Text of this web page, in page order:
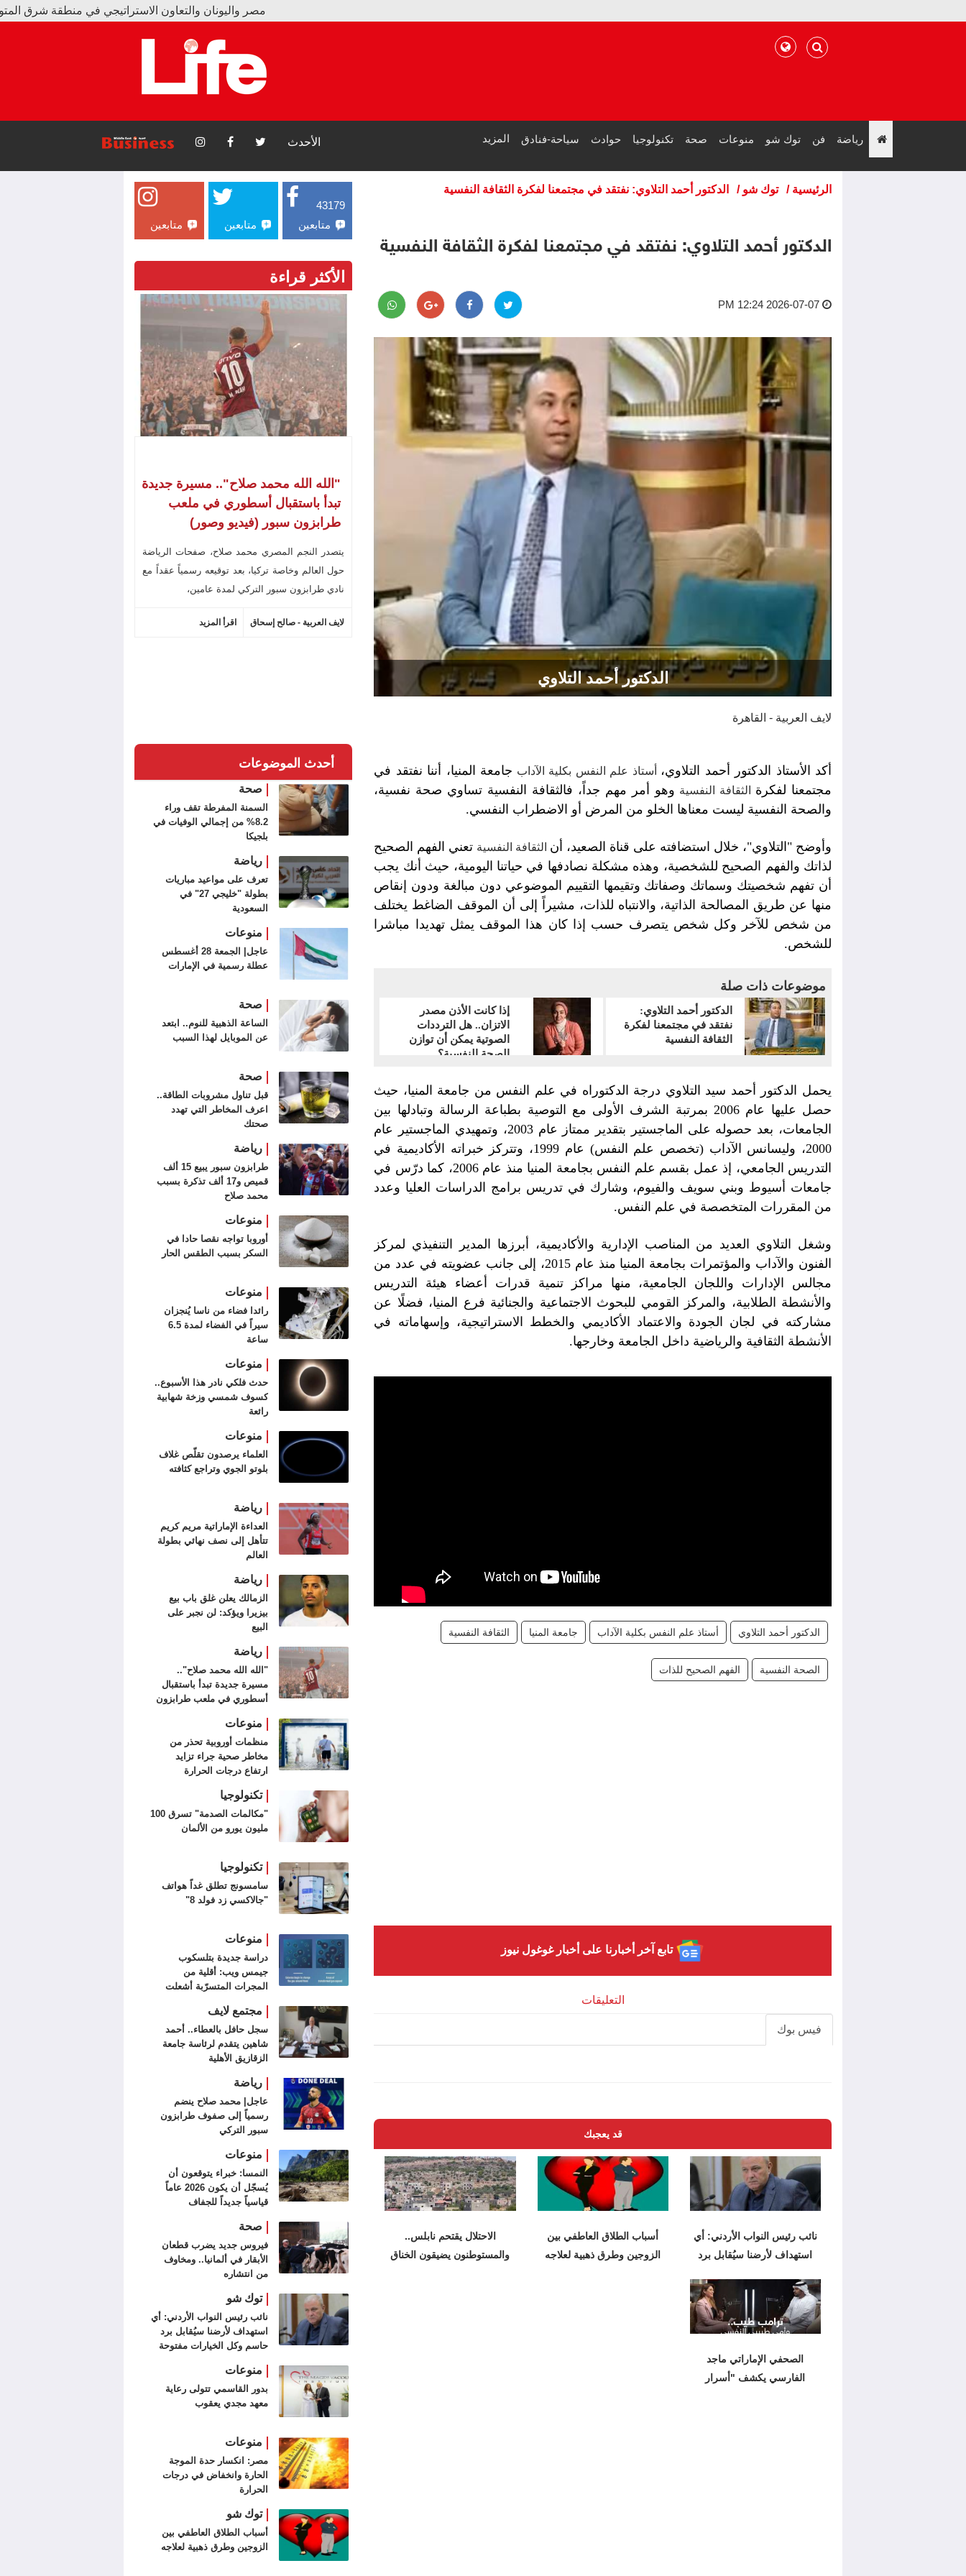
مصر واليونان والتعاون الاستراتيجي في منطقة شرق المتوسط
رياضة فن توك شو منوعات صحة تكنولوجيا حوادث سياحة-فنادق المزيد الأحدث
الرئيسية / توك شو / الدكتور أحمد التلاوي: نفتقد في مجتمعنا لفكرة الثقافة النفسية
الدكتور أحمد التلاوي: نفتقد في مجتمعنا لفكرة الثقافة النفسية
2026-07-07 12:24 PM
الدكتور أحمد التلاوي
لايف العربية - القاهرة
أكد الأستاذ الدكتور أحمد التلاوي، أستاذ علم النفس بكلية الآداب جامعة المنيا، أننا نفتقد في
مجتمعنا لفكرة الثقافة النفسية وهو أمر مهم جداً، فالثقافة النفسية تساوي صحة نفسية،
والصحة النفسية ليست معناها الخلو من المرض أو الاضطراب النفسي.
وأوضح "التلاوي"، خلال استضافته على قناة الصعيد، أن الثقافة النفسية تعني الفهم الصحيح
لذاتك والفهم الصحيح للشخصية، وهذه مشكلة نصادفها في حياتنا اليومية، حيث أنك يجب
أن تفهم شخصيتك وسماتك وصفاتك وتقيمها التقييم الموضوعي دون مبالغة ودون إنقاص
منها عن طريق المصالحة الذاتية، والانتباه للذات، مشيراً إلى أن الموقف الضاغط يختلف
من شخص للآخر وكل شخص يتصرف حسب إذا كان هذا الموقف يمثل تهديدا مباشرا
للشخص.
موضوعات ذات صلة
الدكتور أحمد التلاوي:
نفتقد في مجتمعنا لفكرة
الثقافة النفسية
إذا كانت الأذن مصدر
الاتزان.. هل الترددات
الصوتية يمكن أن توازن
الصحة النفسية؟
يحمل الدكتور أحمد سيد التلاوي درجة الدكتوراه في علم النفس من جامعة المنيا، حيث
حصل عليها عام 2006 بمرتبة الشرف الأولى مع التوصية بطباعة الرسالة وتبادلها بين
الجامعات، بعد حصوله على الماجستير بتقدير ممتاز عام 2003، وتمهيدي الماجستير عام
2000، وليسانس الآداب (تخصص علم النفس) عام 1999، وتتركز خبراته الأكاديمية في
التدريس الجامعي، إذ عمل بقسم علم النفس بجامعة المنيا منذ عام 2006، كما درّس في
جامعات أسيوط وبني سويف والفيوم، وشارك في تدريس برامج الدراسات العليا وعدد
من المقررات المتخصصة في علم النفس.
وشغل التلاوي العديد من المناصب الإدارية والأكاديمية، أبرزها المدير التنفيذي لمركز
الفنون والآداب والمؤتمرات بجامعة المنيا منذ عام 2015، إلى جانب عضويته في عدد من
مجالس الإدارات واللجان الجامعية، منها مراكز تنمية قدرات أعضاء هيئة التدريس
والأنشطة الطلابية، والمركز القومي للبحوث الاجتماعية والجنائية فرع المنيا، فضلًا عن
مشاركته في لجان الجودة والاعتماد الأكاديمي والخطط الاستراتيجية، وإسهاماته في
الأنشطة الثقافية والرياضية داخل الجامعة وخارجها.
الدكتور أحمد التلاوي أستاذ علم النفس بكلية الآداب جامعة المنيا الثقافة النفسية
الصحة النفسية الفهم الصحيح للذات
تابع آخر أخبارنا على أخبار غوغول نيوز
التعليقات
فيس بوك
قد يعجبك
نائب رئيس النواب الأردني: أي
استهداف لأرضنا سيُقابل برد
أسباب الطلاق العاطفي بين
الزوجين وطرق ذهبية لعلاجه
الاحتلال يقتحم نابلس..
والمستوطنون يضيقون الخناق
الصحفي الإماراتي ماجد
الفارسي يكشف "أسرار
43179
متابعين
متابعين متابعين
الأكثر قراءة
"الله الله محمد صلاح".. مسيرة جديدة
تبدأ باستقبال أسطوري في ملعب
طرابزون سبور (فيديو وصور)
يتصدر النجم المصري محمد صلاح، صفحات الرياضة
حول العالم وخاصة تركيا، بعد توقيعه رسمياً عقداً مع
نادي طرابزون سبور التركي لمدة عامين،
لايف العربية - صالح إسحاق اقرأ المزيد
أحدث الموضوعات
صحة
السمنة المفرطة تقف وراء
8.2% من إجمالي الوفيات في
بلجيكا
رياضة
تعرف على مواعيد مباريات
بطولة "خليجي 27" في
السعودية
منوعات
عاجل| الجمعة 28 أغسطس
عطلة رسمية في الإمارات
صحة
الساعة الذهبية للنوم.. ابتعد
عن الموبايل لهذا السبب
صحة
قبل تناول مشروبات الطاقة..
اعرف المخاطر التي تهدد
صحتك
رياضة
طرابزون سبور يبيع 15 ألف
قميص و17 ألف تذكرة بسبب
محمد صلاح
منوعات
أوروبا تواجه نقصا حادا في
السكر بسبب الطقس الحار
منوعات
رائدا فضاء من ناسا يُنجزان
سيراً في الفضاء لمدة 6.5
ساعة
منوعات
حدث فلكي نادر هذا الأسبوع..
كسوف شمسي وزخة شهابية
رائعة
منوعات
العلماء يرصدون تقلّص غلاف
بلوتو الجوي وتراجع كثافته
رياضة
العداءة الإماراتية مريم كريم
تتأهل إلى نصف نهائي بطولة
العالم
رياضة
الزمالك يعلن غلق باب بيع
بيزيرا ويؤكد: لن نجبر على
البيع
رياضة
"الله الله محمد صلاح"..
مسيرة جديدة تبدأ باستقبال
أسطوري في ملعب طرابزون
منوعات
منظمات أوروبية تحذر من
مخاطر صحية جراء تزايد
ارتفاع درجات الحرارة
تكنولوجيا
"مكالمات الصدمة" تسرق 100
مليون يورو من الألمان
تكنولوجيا
سامسونج تطلق غداً هواتف
"جالاكسي زد فولد 8"
منوعات
دراسة جديدة بتلسكوب
جيمس ويب: أقلية من
المجرات المتسرّبة أشعلت
مجتمع لايف
سجل حافل بالعطاء.. أحمد
شاهين يتقدم لرئاسة جامعة
الزقازيق الأهلية
رياضة
عاجل| محمد صلاح ينضم
رسمياً إلى صفوف طرابزون
سبور التركي
منوعات
النمسا: خبراء يتوقعون أن
يُسجّل أن يكون 2026 عاماً
قياسياً جديداً للجفاف
صحة
فيروس جديد يضرب قطعان
الأبقار في ألمانيا.. ومخاوف
من انتشاره
توك شو
نائب رئيس النواب الأردني: أي
استهداف لأرضنا سيُقابل برد
حاسم وكل الخيارات مفتوحة
منوعات
بدور القاسمي تتولى رعاية
معهد مجدي يعقوب
منوعات
مصر: انكسار حدة الموجة
الحارة وانخفاض في درجات
الحرارة
توك شو
أسباب الطلاق العاطفي بين
الزوجين وطرق ذهبية لعلاجه